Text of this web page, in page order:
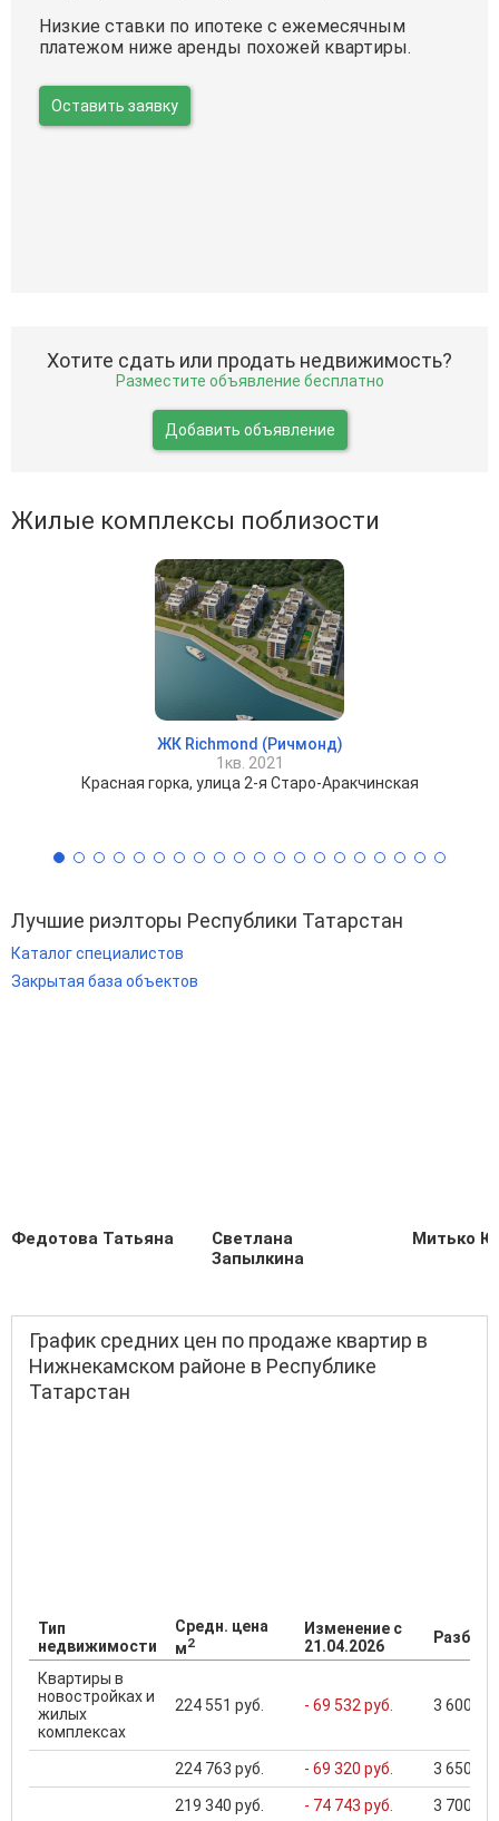
Низкие ставки по ипотеке с ежемесячным
платежом ниже аренды похожей квартиры.
Оставить заявку
Хотите сдать или продать недвижимость?
Разместите объявление бесплатно
Добавить объявление
Жилые комплексы поблизости
ЖК Richmond (Ричмонд)
1кв. 2021
Красная горка, улица 2-я Старо-Аракчинская
Лучшие риэлторы Республики Татарстан
Каталог специалистов
Закрытая база объектов
Федотова Татьяна
Светлана
Запылкина
Митько
График средних цен по продаже квартир в
Нижнекамском районе в Республике
Татарстан
Тип
недвижимости
Средн. цена
м2
Изменение с
21.04.2026
Квартиры в
новостройках и
жилых
комплексах
224 551 руб. - 69 532 руб. 3 600
224 763 руб. - 69 320 руб. 3 650
219 340 руб. - 74 743 руб. 3 700